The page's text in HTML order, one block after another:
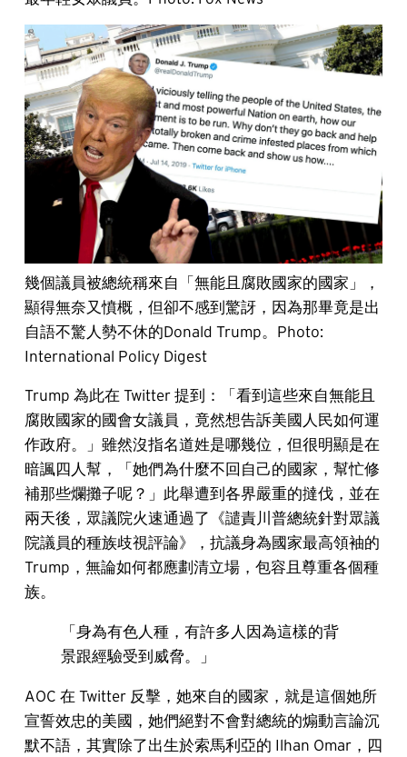
幾個議員被總統稱來自「無能且腐敗國家的國家」，
顯得無奈又憤概，但卻不感到驚訝，因為那畢竟是出
自語不驚人勢不休的Donald Trump。Photo:
International Policy Digest
Trump 為此在 Twitter 提到：「看到這些來自無能且
腐敗國家的國會女議員，竟然想告訴美國人民如何運
作政府。」雖然沒指名道姓是哪幾位，但很明顯是在
暗諷四人幫，「她們為什麼不回自己的國家，幫忙修
補那些爛攤子呢？」此舉遭到各界嚴重的撻伐，並在
兩天後，眾議院火速通過了《譴責川普總統針對眾議
院議員的種族歧視評論》，抗議身為國家最高領袖的
Trump，無論如何都應劃清立場，包容且尊重各個種
族。
「身為有色人種，有許多人因為這樣的背
景跟經驗受到威脅。」
AOC 在 Twitter 反擊，她來自的國家，就是這個她所
宣誓效忠的美國，她們絕對不會對總統的煽動言論沉
默不語，其實除了出生於索馬利亞的 Ilhan Omar，四